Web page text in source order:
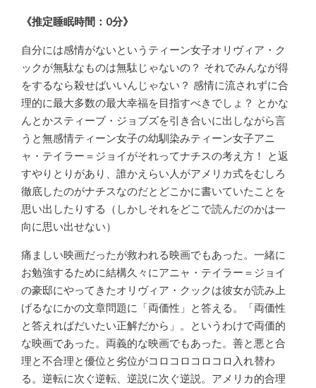
《推定睡眠時間：0分》
自分には感情がないというティーン女子オリヴィア・ク
ックが無駄なものは無駄じゃないの？ それでみんなが得
をするなら殺せばいいんじゃない？ 感情に流されずに合
理的に最大多数の最大幸福を目指すべきでしょ？ とかな
んとかスティーブ・ジョブズを引き合いに出しながら言
うと無感情ティーン女子の幼馴染みティーン女子アニ
ャ・テイラー＝ジョイがそれってナチスの考え方！ と返
すやりとりがあり、誰かえらい人がアメリカ式をむしろ
徹底したのがナチスなのだとどこかに書いていたことを
思い出したりする（しかしそれをどこで読んだのかは一
向に思い出せない）
痛ましい映画だったが救われる映画でもあった。一緒に
お勉強するために結構久々にアニャ・テイラー＝ジョイ
の豪邸にやってきたオリヴィア・クックは彼女が読み上
げるなにかの文章問題に「両価性」と答える。「両価性
と答えればだいたい正解だから」。というわけで両価的
な映画であった。両義的な映画でもあった。善と悪と合
理と不合理と優位と劣位がコロコロコロコロ入れ替わ
る。逆転に次ぐ逆転、逆説に次ぐ逆説。アメリカ的合理